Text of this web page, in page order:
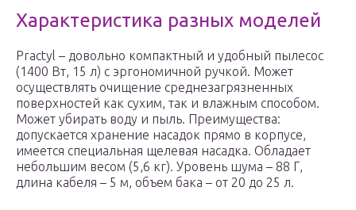
Характеристика разных моделей
Practyl – довольно компактный и удобный пылесос
(1400 Вт, 15 л) с эргономичной ручкой. Может
осуществлять очищение среднезагрязненных
поверхностей как сухим, так и влажным способом.
Может убирать воду и пыль. Преимущества:
допускается хранение насадок прямо в корпусе,
имеется специальная щелевая насадка. Обладает
небольшим весом (5,6 кг). Уровень шума – 88 Г,
длина кабеля – 5 м, объем бака – от 20 до 25 л.